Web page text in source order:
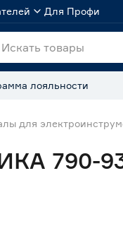
Для Профи
лояльности
для
790-